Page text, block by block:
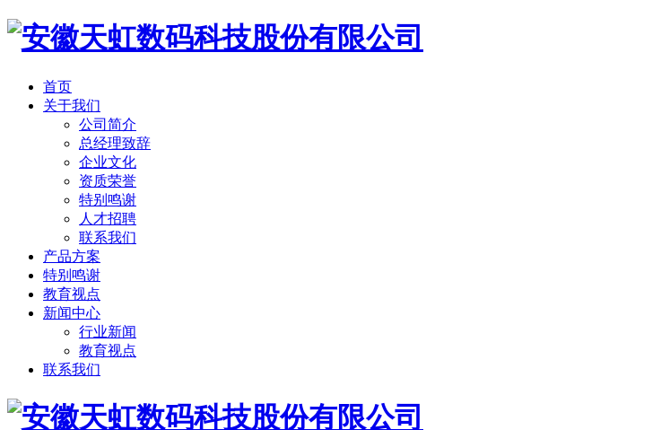
首页
关于我们
公司简介
总经理致辞
企业文化
资质荣誉
特别鸣谢
人才招聘
联系我们
产品方案
特别鸣谢
教育视点
新闻中心
行业新闻
教育视点
联系我们